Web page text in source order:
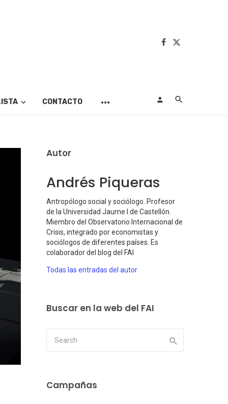
CONTACTO
Autor
Andrés Piqueras
Antropólogo social y sociólogo. Profesor
de la Universidad Jaume I de Castellón.
Miembro del Observatorio Internacional de
Crisis, integrado por economistas y
sociólogos de diferentes países. Es
colaborador del blog del FAI
Todas las entradas del autor
Buscar en la web del FAI
Campañas